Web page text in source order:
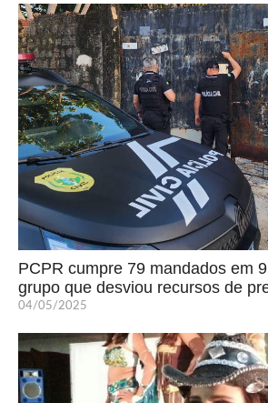
PCPR cumpre 79 mandados em
grupo que desviou recursos de
04/05/2025